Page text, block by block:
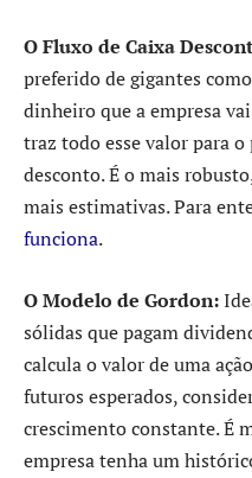
O Fluxo de Caixa
preferido de gigantes
dinheiro que a empresa
traz todo esse valor para
desconto. É o mais
mais estimativas. Para
funciona.
O Modelo de Gordon:
sólidas que pagam
calcula o valor de uma
futuros esperados,
crescimento constante. É
empresa tenha um